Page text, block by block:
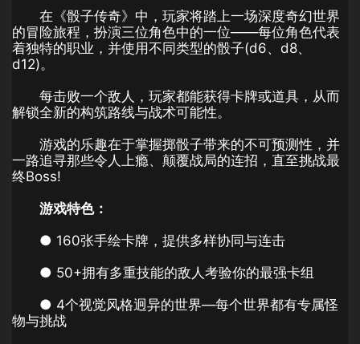
在《骰子传奇》中，玩家将踏上一场深度奇幻世界
的冒险旅程，扮演三位角色中的一位——每位角色代表
着独特的职业，并使用不同类型的骰子(d6、d8、
d12)。
每击败一个敌人，玩家都能获得卡牌或道具，从而
解锁全新的构筑路线与战术可能性。
游戏的乐趣在于掌握掷骰子带来的不可预测性，并
一路追寻那些令人上瘾、颠覆战局的连招，直至挑战最
终Boss!
游戏特色：
● 160张手绘卡牌，提供多样协同与连击
● 50+拥有多重技能的敌人考验你的最强卡组
● 4个视觉风格迥异的世界—每个世界都有专属怪
物与挑战